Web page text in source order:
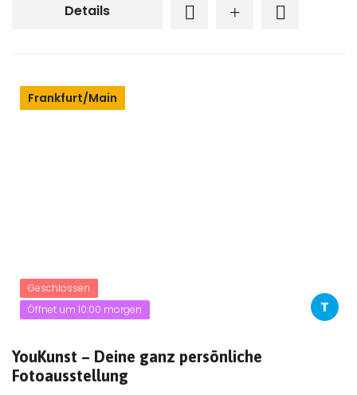
Details
Frankfurt/Main
T
Geschlossen
Öffnet um 10:00 morgen
YouKunst – Deine ganz persönliche
Fotoausstellung